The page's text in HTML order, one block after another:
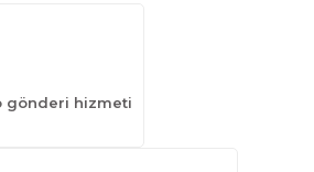
gönderi hizmeti